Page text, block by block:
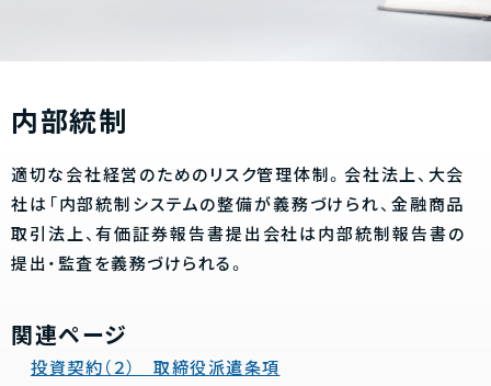
内部統制
適切な会社経営のためのリスク管理体制。会社法上、大会
社は「内部統制システムの整備が義務づけられ、金融商品
取引法上、有価証券報告書提出会社は内部統制報告書の
提出・監査を義務づけられる。
関連ページ
投資契約（２） 取締役派遣条項